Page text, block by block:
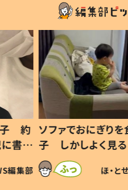
歳息
？」
編集部
小1から不登校、息
ッド」だった 父が
作り続ける理由と
#令和の子
SNSで話題 ほ・と